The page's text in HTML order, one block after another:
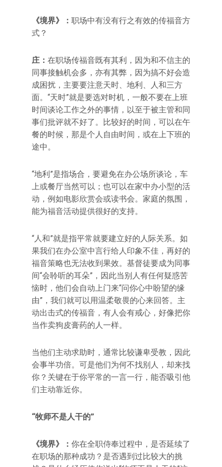
《境界》： 职场中有没有行之有效的传福音方
式？
庄： 在职场传福音既有其利，因为和不信主的
同事接触机会多，亦有其弊，因为搞不好会造
成困扰，主要要注意天时、地利、人和三方
面。“天时”就是要选对时机，一般不要在上班
时间谈论工作之外的事情，以至于被主管和同
事们批评就不好了。比较好的时间，可以在午
餐的时候，那是个人自由时间，或在上下班的
途中。
“地利”是指场合，要避免在办公场所谈论，车
上或餐厅当然可以；也可以在家中办小型的活
动，例如电影欣赏会或读书会。家庭的氛围，
能为福音活动提供很好的支持。
“人和”就是指平常就要建立好的人际关系。如
果我们在办公室中言行给人印象不佳，再好的
福音策略也无法收到果效。基督徒要成为同事
间“会聆听的耳朵”，因此当别人有任何疑惑苦
恼时，他们会自动上门来“问你心中盼望的缘
由”，我们就可以用温柔敬畏的心来回答。主
动出击式的传福音，有人会有戒心，好像把你
当作卖狗皮膏药的人一样。
当他们主动求助时，通常比较谦卑受教，因此
会事半功倍。可是他们为何不找别人，却来找
你？关键在于你平常的一言一行，能否吸引他
们主动靠近你。
“牧师不是人干的”
《境界》： 你在全职侍奉过程中，是否延续了
在职场的那种成功？是否遇到过比较大的挑